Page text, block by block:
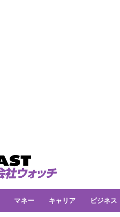
マネー キャリア ビジネス